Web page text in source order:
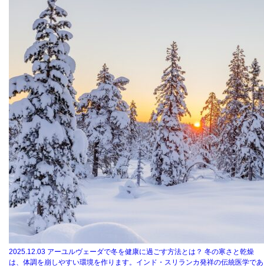
2025.12.03 アーユルヴェーダで冬を健康に過ごす方法とは？ 冬の寒さと乾燥
は、体調を崩しやすい環境を作ります。インド・スリランカ発祥の伝統医学であ